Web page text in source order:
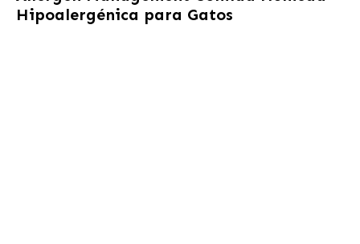
Hipoalergénica para Gatos